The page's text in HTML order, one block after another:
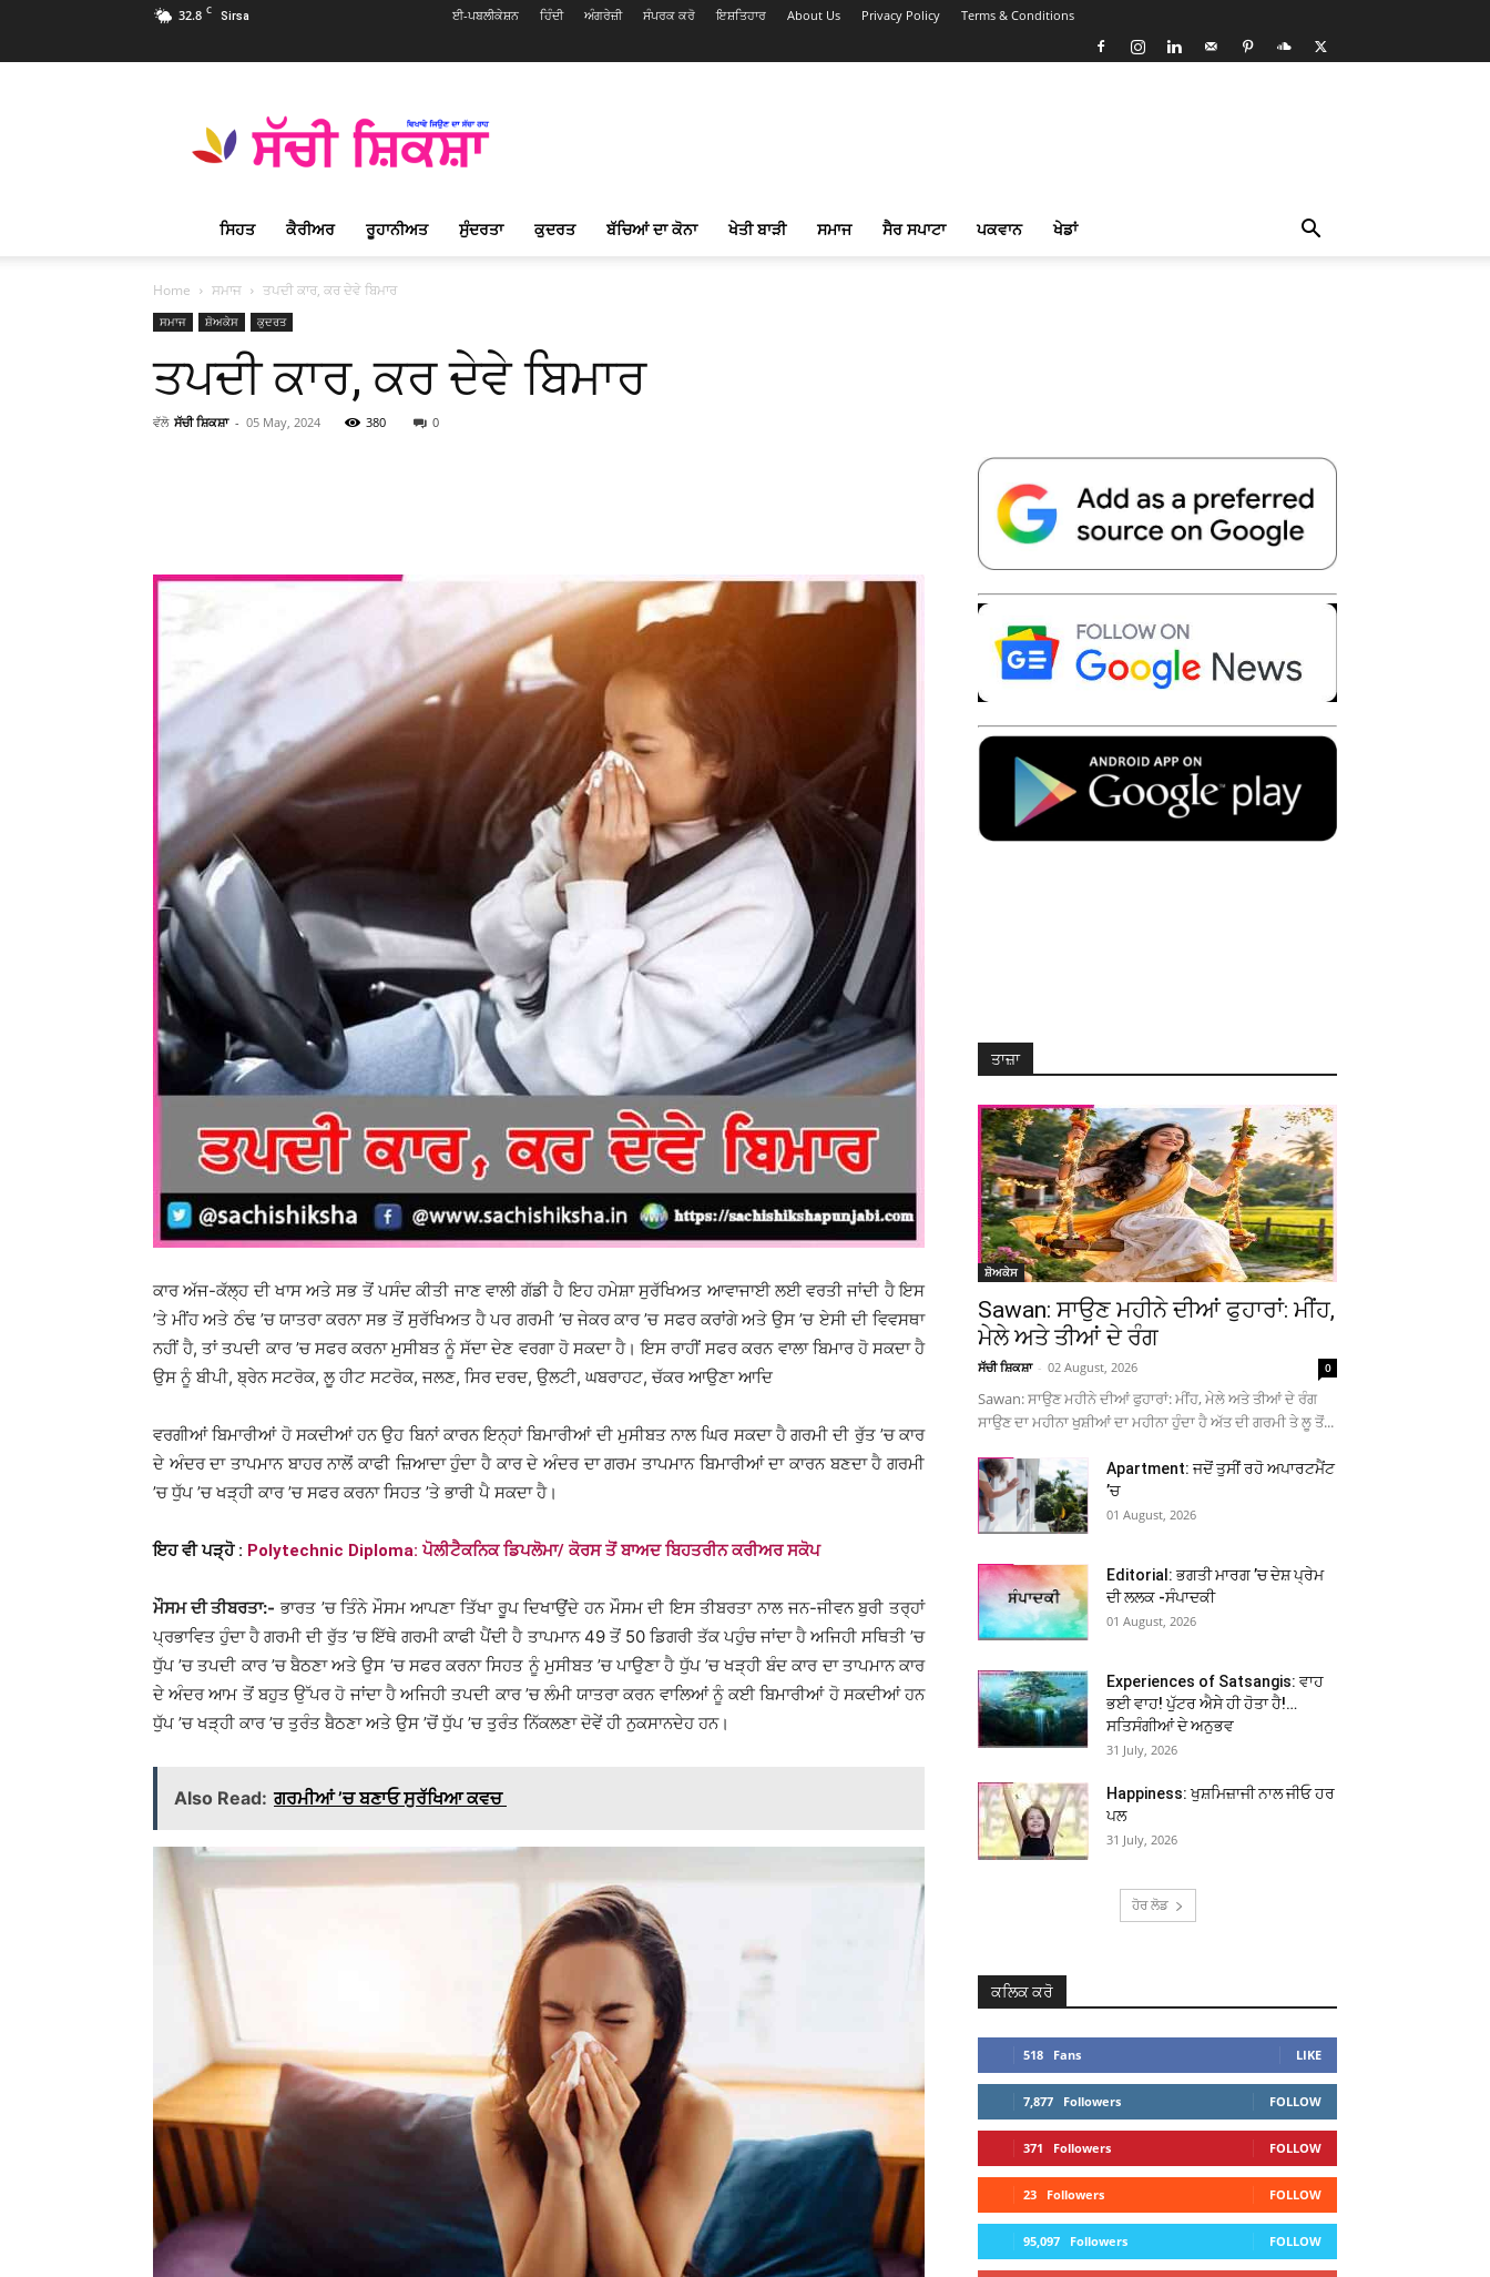
32.8 C Sirsa ਈ-ਪਬਲੀਕੇਸ਼ਨ ਹਿੰਦੀ ਅੰਗਰੇਜ਼ੀ ਸੰਪਰਕ ਕਰੋ ਇਸ਼ਤਿਹਾਰ About Us Privacy Policy Terms & Conditions
Shiksha
Punjabi
ਸ਼ਿਕਸ਼ਾ
ਪ੍ਰਸਿੱਧ
ਮੈਗਜ਼ੀਨ
ਸਿਹਤ ਕੈਰੀਅਰ ਰੂਹਾਨੀਅਤ ਸੁੰਦਰਤਾ ਕੁਦਰਤ ਬੱਚਿਆਂ ਦਾ ਕੋਨਾ ਖੇਤੀ ਬਾੜੀ ਸਮਾਜ ਸੈਰ ਸਪਾਟਾ ਪਕਵਾਨ ਖੇਡਾਂ
Home ਸਮਾਜ ਤਪਦੀ ਕਾਰ, ਕਰ ਦੇਵੇ ਬਿਮਾਰ
ਸਮਾਜ ਸ਼ੋਅਕੇਸ ਕੁਦਰਤ
ਤਪਦੀ ਕਾਰ, ਕਰ ਦੇਵੇ ਬਿਮਾਰ
ਵੱਲੋ ਸੱਚੀ ਸ਼ਿਕਸ਼ਾ - 05 May, 2024 380 0
Telegram Copy URL
ਕਾਰ ਅੱਜ-ਕੱਲ੍ਹ ਦੀ ਖਾਸ ਅਤੇ ਸਭ ਤੋਂ ਪਸੰਦ ਕੀਤੀ ਜਾਣ ਵਾਲੀ ਗੱਡੀ ਹੈ ਇਹ ਹਮੇਸ਼ਾ ਸੁਰੱਖਿਅਤ ਆਵਾਜਾਈ ਲਈ ਵਰਤੀ ਜਾਂਦੀ ਹੈ ਇਸ
’ਤੇ ਮੀਂਹ ਅਤੇ ਠੰਢ ’ਚ ਯਾਤਰਾ ਕਰਨਾ ਸਭ ਤੋਂ ਸੁਰੱਖਿਅਤ ਹੈ ਪਰ ਗਰਮੀ ’ਚ ਜੇਕਰ ਕਾਰ ’ਚ ਸਫਰ ਕਰਾਂਗੇ ਅਤੇ ਉਸ ’ਚ ਏਸੀ ਦੀ ਵਿਵਸਥਾ
ਨਹੀਂ ਹੈ, ਤਾਂ ਤਪਦੀ ਕਾਰ ’ਚ ਸਫਰ ਕਰਨਾ ਮੁਸੀਬਤ ਨੂੰ ਸੱਦਾ ਦੇਣ ਵਰਗਾ ਹੋ ਸਕਦਾ ਹੈ। ਇਸ ਰਾਹੀਂ ਸਫਰ ਕਰਨ ਵਾਲਾ ਬਿਮਾਰ ਹੋ ਸਕਦਾ ਹੈ
ਉਸ ਨੂੰ ਬੀਪੀ, ਬ੍ਰੇਨ ਸਟਰੋਕ, ਲੂ ਹੀਟ ਸਟਰੋਕ, ਜਲਣ, ਸਿਰ ਦਰਦ, ਉਲਟੀ, ਘਬਰਾਹਟ, ਚੱਕਰ ਆਉਣਾ ਆਦਿ
ਵਰਗੀਆਂ ਬਿਮਾਰੀਆਂ ਹੋ ਸਕਦੀਆਂ ਹਨ ਉਹ ਬਿਨਾਂ ਕਾਰਨ ਇਨ੍ਹਾਂ ਬਿਮਾਰੀਆਂ ਦੀ ਮੁਸੀਬਤ ਨਾਲ ਘਿਰ ਸਕਦਾ ਹੈ ਗਰਮੀ ਦੀ ਰੁੱਤ ’ਚ ਕਾਰ
ਦੇ ਅੰਦਰ ਦਾ ਤਾਪਮਾਨ ਬਾਹਰ ਨਾਲੋਂ ਕਾਫੀ ਜ਼ਿਆਦਾ ਹੁੰਦਾ ਹੈ ਕਾਰ ਦੇ ਅੰਦਰ ਦਾ ਗਰਮ ਤਾਪਮਾਨ ਬਿਮਾਰੀਆਂ ਦਾ ਕਾਰਨ ਬਣਦਾ ਹੈ ਗਰਮੀ
’ਚ ਧੁੱਪ ’ਚ ਖੜ੍ਹੀ ਕਾਰ ’ਚ ਸਫਰ ਕਰਨਾ ਸਿਹਤ ’ਤੇ ਭਾਰੀ ਪੈ ਸਕਦਾ ਹੈ।
ਇਹ ਵੀ ਪੜ੍ਹੋ : Polytechnic Diploma: ਪੋਲੀਟੈਕਨਿਕ ਡਿਪਲੋਮਾ/ ਕੋਰਸ ਤੋਂ ਬਾਅਦ ਬਿਹਤਰੀਨ ਕਰੀਅਰ ਸਕੋਪ
ਮੌਸਮ ਦੀ ਤੀਬਰਤਾ:- ਭਾਰਤ ’ਚ ਤਿੰਨੇ ਮੌਸਮ ਆਪਣਾ ਤਿੱਖਾ ਰੂਪ ਦਿਖਾਉਂਦੇ ਹਨ ਮੌਸਮ ਦੀ ਇਸ ਤੀਬਰਤਾ ਨਾਲ ਜਨ-ਜੀਵਨ ਬੁਰੀ ਤਰ੍ਹਾਂ
ਪ੍ਰਭਾਵਿਤ ਹੁੰਦਾ ਹੈ ਗਰਮੀ ਦੀ ਰੁੱਤ ’ਚ ਇੱਥੇ ਗਰਮੀ ਕਾਫੀ ਪੈਂਦੀ ਹੈ ਤਾਪਮਾਨ 49 ਤੋਂ 50 ਡਿਗਰੀ ਤੱਕ ਪਹੁੰਚ ਜਾਂਦਾ ਹੈ ਅਜਿਹੀ ਸਥਿਤੀ ’ਚ
ਧੁੱਪ ’ਚ ਤਪਦੀ ਕਾਰ ’ਚ ਬੈਠਣਾ ਅਤੇ ਉਸ ’ਚ ਸਫਰ ਕਰਨਾ ਸਿਹਤ ਨੂੰ ਮੁਸੀਬਤ ’ਚ ਪਾਉਣਾ ਹੈ ਧੁੱਪ ’ਚ ਖੜ੍ਹੀ ਬੰਦ ਕਾਰ ਦਾ ਤਾਪਮਾਨ ਕਾਰ
ਦੇ ਅੰਦਰ ਆਮ ਤੋਂ ਬਹੁਤ ਉੱਪਰ ਹੋ ਜਾਂਦਾ ਹੈ ਅਜਿਹੀ ਤਪਦੀ ਕਾਰ ’ਚ ਲੰਮੀ ਯਾਤਰਾ ਕਰਨ ਵਾਲਿਆਂ ਨੂੰ ਕਈ ਬਿਮਾਰੀਆਂ ਹੋ ਸਕਦੀਆਂ ਹਨ
ਧੁੱਪ ’ਚ ਖੜ੍ਹੀ ਕਾਰ ’ਚ ਤੁਰੰਤ ਬੈਠਣਾ ਅਤੇ ਉਸ ’ਚੋਂ ਧੁੱਪ ’ਚ ਤੁਰੰਤ ਨਿੱਕਲਣਾ ਦੋਵੇਂ ਹੀ ਨੁਕਸਾਨਦੇਹ ਹਨ।
Also Read: ਗਰਮੀਆਂ ’ਚ ਬਣਾਓ ਸੁਰੱਖਿਆ ਕਵਚ
ਤਾਜ਼ਾ
ਸ਼ੋਅਕੇਸ
Sawan: ਸਾਉਣ ਮਹੀਨੇ ਦੀਆਂ ਫੁਹਾਰਾਂ: ਮੀਂਹ,
ਮੇਲੇ ਅਤੇ ਤੀਆਂ ਦੇ ਰੰਗ
ਸੱਚੀ ਸ਼ਿਕਸ਼ਾ - 02 August, 2026 0
Sawan: ਸਾਉਣ ਮਹੀਨੇ ਦੀਆਂ ਫੁਹਾਰਾਂ: ਮੀਂਹ, ਮੇਲੇ ਅਤੇ ਤੀਆਂ ਦੇ ਰੰਗ
ਸਾਉਣ ਦਾ ਮਹੀਨਾ ਖੁਸ਼ੀਆਂ ਦਾ ਮਹੀਨਾ ਹੁੰਦਾ ਹੈ ਅੱਤ ਦੀ ਗਰਮੀ ਤੇ ਲੂ ਤੋਂ...
Apartment: ਜਦੋਂ ਤੁਸੀਂ ਰਹੋ ਅਪਾਰਟਮੈਂਟ
’ਚ
01 August, 2026
Editorial: ਭਗਤੀ ਮਾਰਗ ’ਚ ਦੇਸ਼ ਪ੍ਰੇਮ
ਦੀ ਲਲਕ -ਸੰਪਾਦਕੀ
01 August, 2026
Experiences of Satsangis: ਵਾਹ
ਭਈ ਵਾਹ! ਪੁੱਟਰ ਐਸੇ ਹੀ ਹੋਤਾ ਹੈ!…
ਸਤਿਸੰਗੀਆਂ ਦੇ ਅਨੁਭਵ
31 July, 2026
Happiness: ਖੁਸ਼ਮਿਜ਼ਾਜੀ ਨਾਲ ਜੀਓ ਹਰ
ਪਲ
31 July, 2026
ਹੋਰ ਲੋਡ
ਕਲਿਕ ਕਰੋ
518 Fans LIKE
7,877 Followers FOLLOW
371 Followers FOLLOW
23 Followers FOLLOW
95,097 Followers FOLLOW